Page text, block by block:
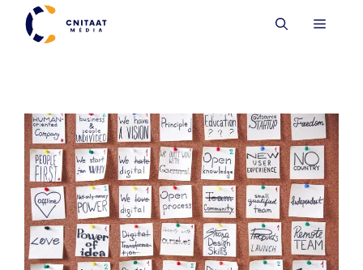
Aller
contenu
MENU